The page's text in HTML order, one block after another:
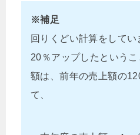
※補足
回りくどい計算をしてい
20％アップしたという
額は、前年の売上額の
て、